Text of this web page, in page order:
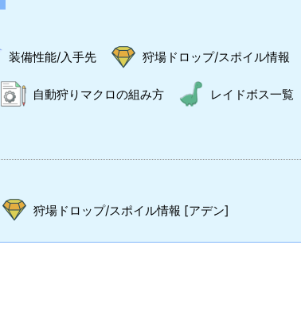
装備性能/入手先 狩場ドロップ/スポイル情報
自動狩りマクロの組み方 レイドボス一覧
狩場ドロップ/スポイル情報 [アデン]